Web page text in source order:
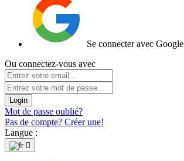
Se connecter avec Google
Ou connectez-vous avec
Login
Mot de passe oublié?
Pas de compte? Créer une!
Langue :
